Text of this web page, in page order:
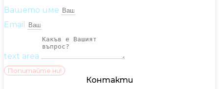
Вашето име
Email
text area
Попитайте ни!
Контакти